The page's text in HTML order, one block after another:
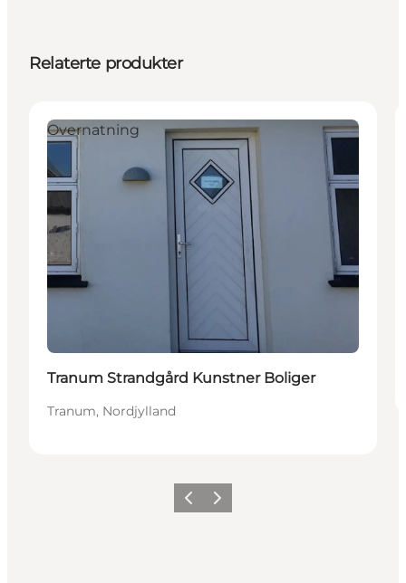
Relaterte produkter
Overnatning
Tranum Strandgård Kunstner Boliger
Tranum, Nordjylland
ForrigeNeste